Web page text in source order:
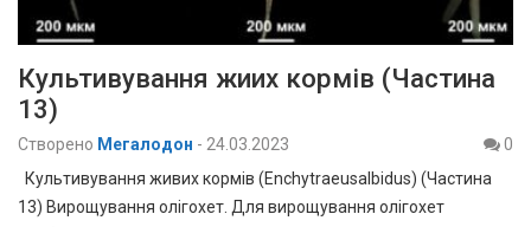
Культивування жиих кормів (Частина
13)
Створено Мегалодон - 24.03.2023
0
Культивування живих кормів (Enchytraeusalbidus) (Частина
13) Вирощування олігохет. Для вирощування олігохет